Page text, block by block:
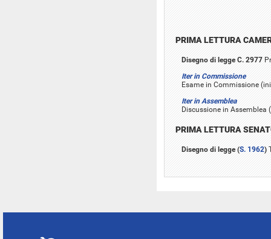
PRIMA LETTURA
Disegno di legge C. 2977
Iter in Commissione
Esame in Commissione
Iter in Assemblea
Discussione in
PRIMA LETTURA
Disegno di legge (S. 1962)